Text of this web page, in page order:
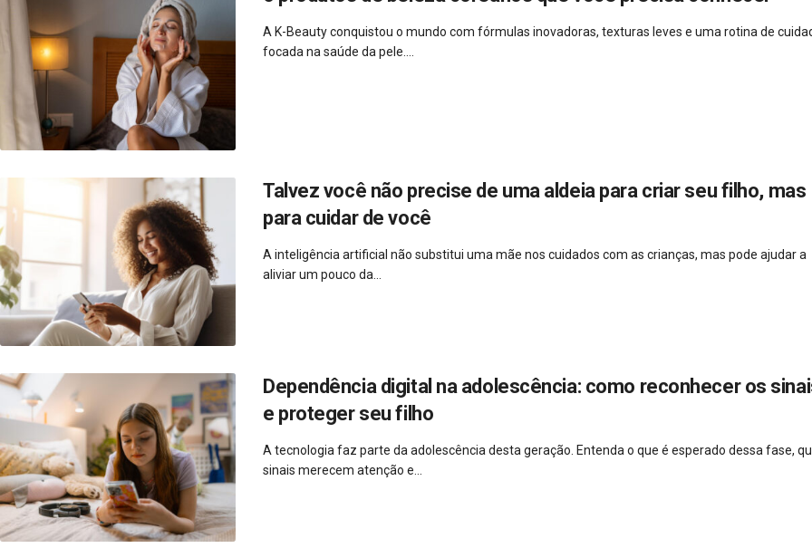
A K-Beauty conquistou o mundo com fórmulas inovadoras, texturas leves e uma rotina de
focada na saúde da pele....
Talvez você não precise de uma aldeia para criar seu filho, mas
para cuidar de você
A inteligência artificial não substitui uma mãe nos cuidados com as crianças, mas pode ajudar a
aliviar um pouco da...
Dependência digital na adolescência: como reconhecer os
e proteger seu filho
A tecnologia faz parte da adolescência desta geração. Entenda o que é esperado dessa fase,
sinais merecem atenção e...